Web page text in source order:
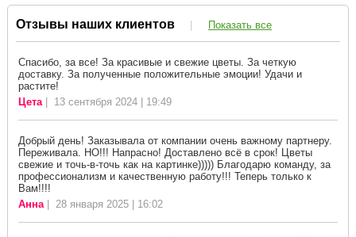
Отзывы наших клиентов | Показать все
Спасибо, за все! За красивые и свежие цветы. За четкую
доставку. За полученные положительные эмоции! Удачи и
растите!
Цета| 13 сентября 2024 | 19:49
Добрый день! Заказывала от компании очень важному партнеру.
Переживала. НО!!! Напрасно! Доставлено всё в срок! Цветы
свежие и точь-в-точь как на картинке))))) Благодарю команду, за
профессионализм и качественную работу!!! Теперь только к
Вам!!!!
Анна| 28 января 2025 | 16:02